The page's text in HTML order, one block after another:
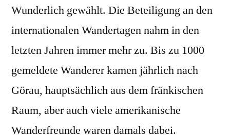
Wunderlich gewählt. Die Beteiligung an den
internationalen Wandertagen nahm in den
letzten Jahren immer mehr zu. Bis zu 1000
gemeldete Wanderer kamen jährlich nach
Görau, hauptsächlich aus dem fränkischen
Raum, aber auch viele amerikanische
Wanderfreunde waren damals dabei.